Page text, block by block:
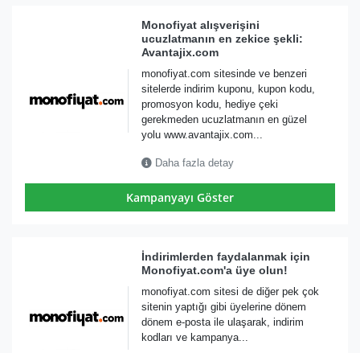
Monofiyat alışverişini
ucuzlatmanın en zekice şekli:
Avantajix.com
monofiyat.com sitesinde ve benzeri
sitelerde indirim kuponu, kupon kodu,
promosyon kodu, hediye çeki
gerekmeden ucuzlatmanın en güzel
yolu www.avantajix.com...
Daha fazla detay
Kampanyayı Göster
İndirimlerden faydalanmak için
Monofiyat.com'a üye olun!
monofiyat.com sitesi de diğer pek çok
sitenin yaptığı gibi üyelerine dönem
dönem e-posta ile ulaşarak, indirim
kodları ve kampanya...